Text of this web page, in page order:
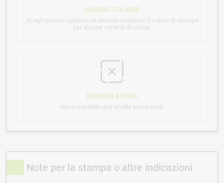
CAMBIO COLORE
Scegli questo optional se intendi cambiare il colore di stampa
per alcune varianti di colore.
NESSUN EXTRA
Nessuna delle due scelte precedenti.
Note per la stampa o altre indicazioni